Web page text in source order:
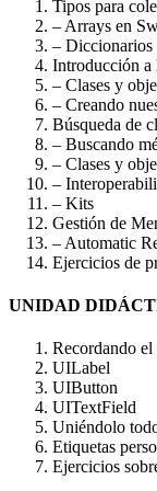
Tipos para
– Arrays en
–
Introducción a
– Clases y
– Creando
Búsqueda de
– Buscando
– Clases y
–
– Kits
Gestión de
– Automatic
Ejercicios de
UNIDAD
Recordando el
UILabel
UIButton
UITextField
Uniéndolo
Etiquetas
Ejercicios